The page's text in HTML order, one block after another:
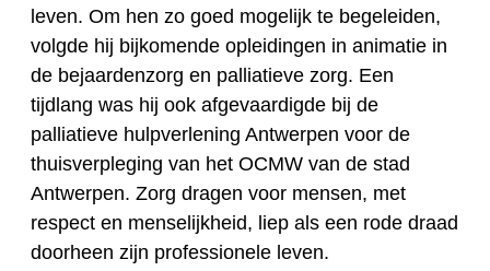
leven. Om hen zo goed mogelijk te begeleiden,
volgde hij bijkomende opleidingen in animatie in
de bejaardenzorg en palliatieve zorg. Een
tijdlang was hij ook afgevaardigde bij de
palliatieve hulpverlening Antwerpen voor de
thuisverpleging van het OCMW van de stad
Antwerpen. Zorg dragen voor mensen, met
respect en menselijkheid, liep als een rode draad
doorheen zijn professionele leven.